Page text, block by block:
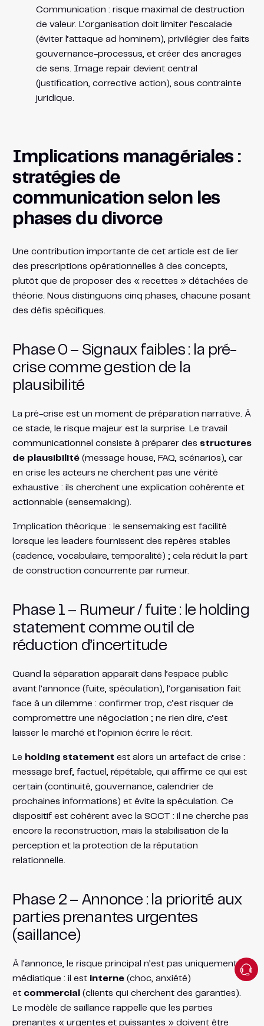
Communication : risque maximal de destruction
de valeur. L’organisation doit limiter l’escalade
(éviter l’attaque ad hominem), privilégier des faits
gouvernance-processus, et créer des ancrages
de sens. Image repair devient central
(justification, corrective action), sous contrainte
juridique.
Implications managériales :
stratégies de
communication selon les
phases du divorce
Une contribution importante de cet article est de lier
des prescriptions opérationnelles à des concepts,
plutôt que de proposer des « recettes » détachées de
théorie. Nous distinguons cinq phases, chacune posant
des défis spécifiques.
Phase 0 – Signaux faibles : la pré-
crise comme gestion de la
plausibilité
La pré-crise est un moment de préparation narrative. À
ce stade, le risque majeur est la surprise. Le travail
communicationnel consiste à préparer des structures
de plausibilité(message house, FAQ, scénarios), car
en crise les acteurs ne cherchent pas une vérité
exhaustive : ils cherchent une explication cohérente et
actionnable (sensemaking).
Implication théorique : le sensemaking est facilité
lorsque les leaders fournissent des repères stables
(cadence, vocabulaire, temporalité) ; cela réduit la part
de construction concurrente par rumeur.
Phase 1 – Rumeur / fuite : le holding
statement comme outil de
réduction d’incertitude
Quand la séparation apparaît dans l’espace public
avant l’annonce (fuite, spéculation), l’organisation fait
face à un dilemme : confirmer trop, c’est risquer de
compromettre une négociation ; ne rien dire, c’est
laisser le marché et l’opinion écrire le récit.
Le holding statement est alors un artefact de crise :
message bref, factuel, répétable, qui affirme ce qui est
certain (continuité, gouvernance, calendrier de
prochaines informations) et évite la spéculation. Ce
dispositif est cohérent avec la SCCT : il ne cherche pas
encore la reconstruction, mais la stabilisation de la
perception et la protection de la réputation
relationnelle.
Phase 2 – Annonce : la priorité aux
parties prenantes urgentes
(saillance)
À l’annonce, le risque principal n’est pas uniquement
médiatique : il est interne(choc, anxiété)
et commercial (clients qui cherchent des garanties).
Le modèle de saillance rappelle que les parties
prenantes « urgentes et puissantes » doivent être